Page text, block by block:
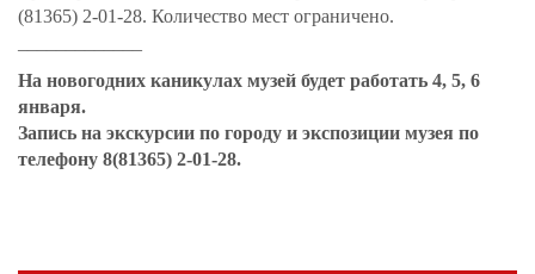
(81365) 2-01-28. Количество мест ограничено.
На новогодних каникулах музей будет работать 4, 5, 6
января.
Запись на экскурсии по городу и экспозиции музея по
телефону 8(81365) 2-01-28.